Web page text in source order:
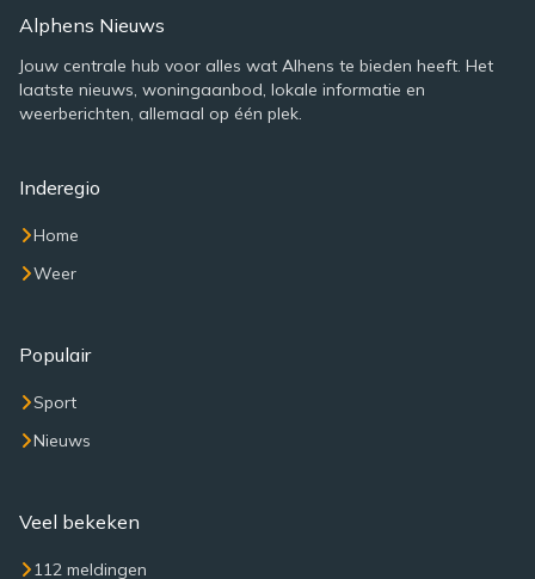
Alphens Nieuws
Jouw centrale hub voor alles wat Alhens te bieden heeft. Het
laatste nieuws, woningaanbod, lokale informatie en
weerberichten, allemaal op één plek.
Inderegio
Home
Weer
Populair
Sport
Nieuws
Veel bekeken
112 meldingen